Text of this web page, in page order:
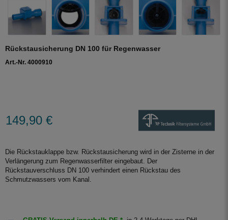
Rückstausicherung DN 100 für Regenwasser
Art.-Nr. 4000910
149,90 €
Die Rückstauklappe bzw. Rückstausicherung wird in der Zisterne in der
Verlängerung zum Regenwasserfilter eingebaut. Der
Rückstauverschluss DN 100 verhindert einen Rückstau des
Schmutzwassers vom Kanal.